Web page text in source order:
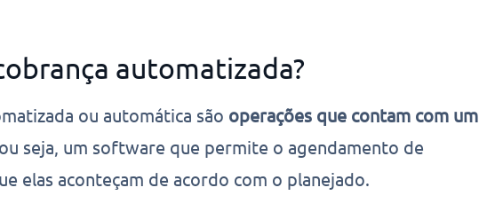
automatizada?
ou automática são operações que contam com um
seja, um software que permite o agendamento de
elas aconteçam de acordo com o planejado.